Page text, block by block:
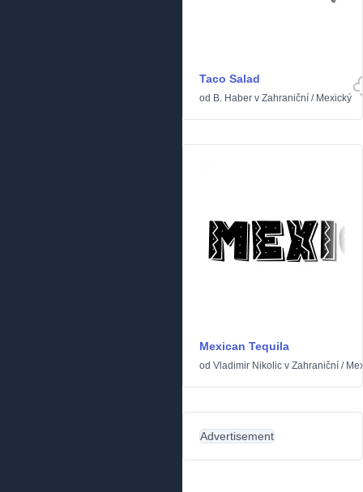
Taco Salad
od B. Haber v Zahraniční / Mexický
Mexican Tequila
od Vladimir Nikolic v Zahraniční /
Advertisement